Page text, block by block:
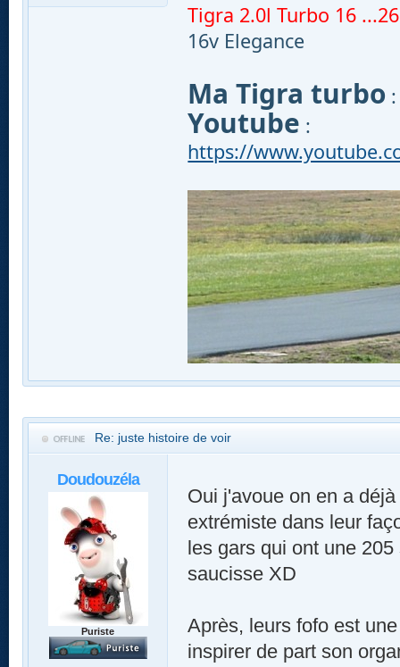
Tigra 2.0l Turbo 16
16v Elegance
Ma Tigra turbo
Youtube :
https://
Re: juste histoire de voir
Doudouzéla
Puriste
Oui j'avoue on en a
extrémiste dans leur
les gars qui ont une
saucisse XD
Après, leurs fofo est
inspirer de part son